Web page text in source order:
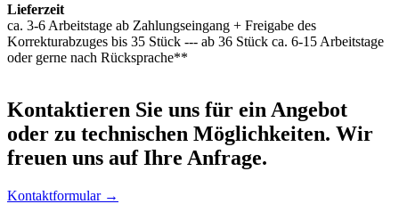
Lieferzeit
ca. 3-6 Arbeitstage ab Zahlungseingang + Freigabe des
Korrekturabzuges bis 35 Stück --- ab 36 Stück ca. 6-15 Arbeitstage
oder gerne nach Rücksprache**
Kontaktieren Sie uns für ein Angebot
oder zu technischen Möglichkeiten. Wir
freuen uns auf Ihre Anfrage.
Kontaktformular →